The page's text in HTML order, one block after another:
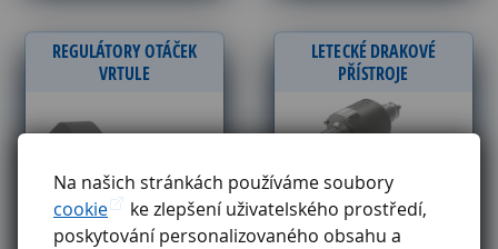
Na našich stránkách používáme soubory
cookie
ke zlepšení uživatelského prostředí,
poskytování personalizovaného obsahu a
REGULÁTORY OTÁČEK
VRTULE
LETECKÉ DRAKOVÉ
PŘÍSTROJE